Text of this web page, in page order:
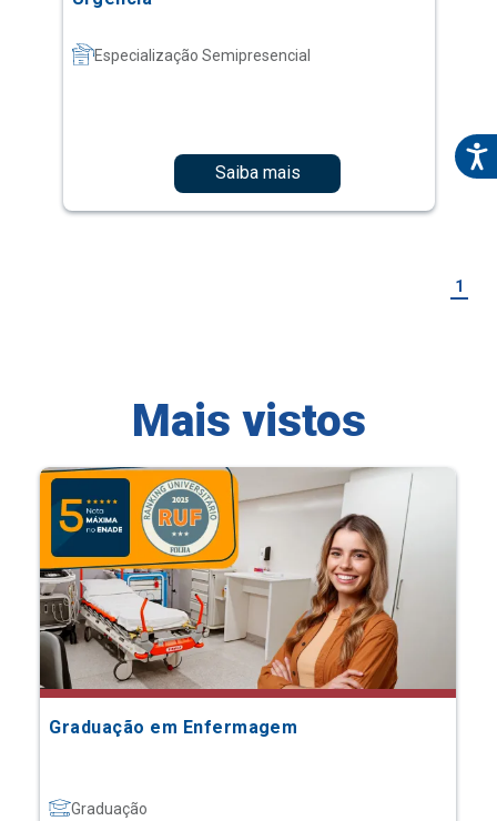
Especialização Semipresencial
Saiba mais
1
Mais vistos
Graduação em Enfermagem
Graduação